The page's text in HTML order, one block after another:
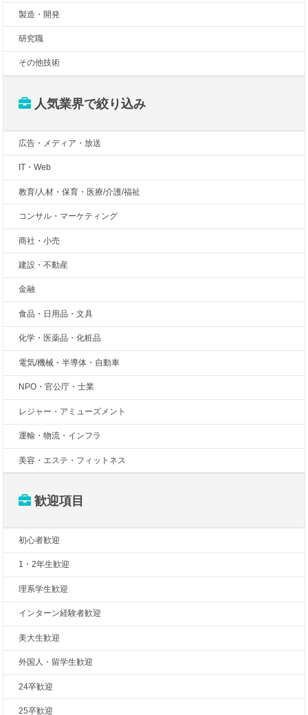
製造・開発
研究職
その他技術
人気業界で絞り込み
広告・メディア・放送
IT・Web
教育/人材・保育・医療/介護/福祉
コンサル・マーケティング
商社・小売
建設・不動産
金融
食品・日用品・文具
化学・医薬品・化粧品
電気/機械・半導体・自動車
NPO・官公庁・士業
レジャー・アミューズメント
運輸・物流・インフラ
美容・エステ・フィットネス
歓迎項目
初心者歓迎
1・2年生歓迎
理系学生歓迎
インターン経験者歓迎
美大生歓迎
外国人・留学生歓迎
24卒歓迎
25卒歓迎